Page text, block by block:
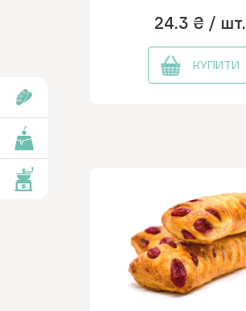
24.3 ₴ / шт.
КУПИТИ